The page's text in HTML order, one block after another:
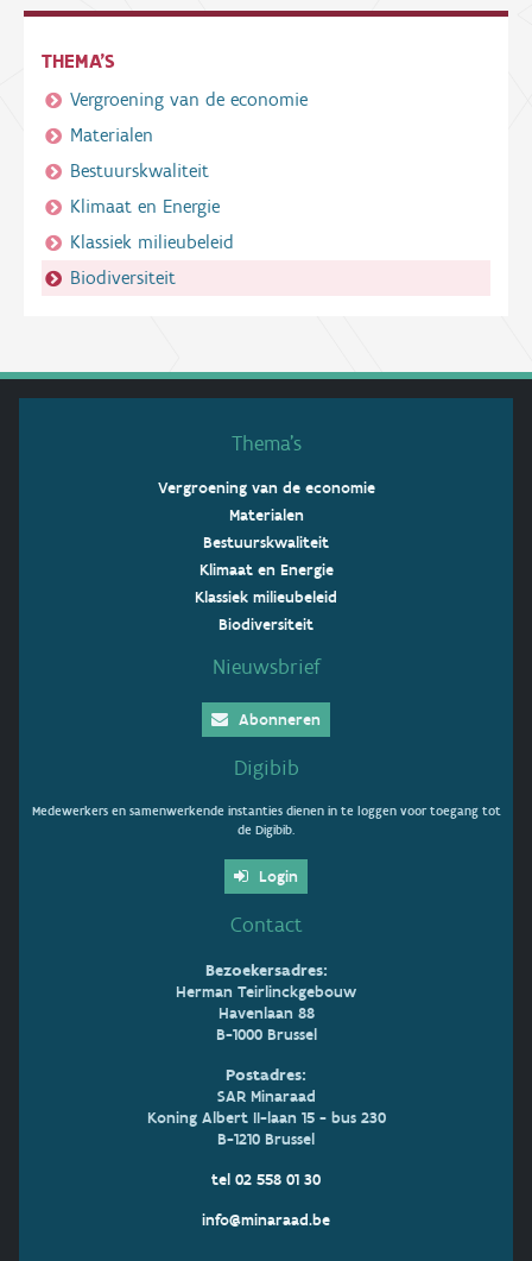
THEMA'S
Vergroening van de economie
Materialen
Bestuurskwaliteit
Klimaat en Energie
Klassiek milieubeleid
Biodiversiteit
Thema’s
Vergroening van de economie
Materialen
Bestuurskwaliteit
Klimaat en Energie
Klassiek milieubeleid
Biodiversiteit
Nieuwsbrief
Abonneren
Digibib
Medewerkers en samenwerkende instanties dienen in te loggen voor toegang tot
de Digibib.
Login
Contact
Bezoekersadres:
Herman Teirlinckgebouw
Havenlaan 88
B-1000 Brussel
Postadres:
SAR Minaraad
Koning Albert II-laan 15 - bus 230
B-1210 Brussel
tel 02 558 01 30
info@minaraad.be